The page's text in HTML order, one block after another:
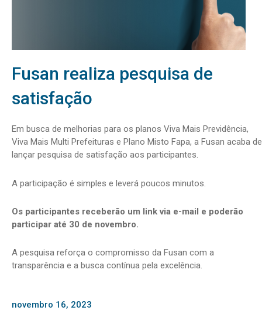
Fusan realiza pesquisa de
satisfação
Em busca de melhorias para os planos Viva Mais Previdência,
Viva Mais Multi Prefeituras e Plano Misto Fapa, a Fusan acaba de
lançar pesquisa de satisfação aos participantes.
A participação é simples e leverá poucos minutos.
Os participantes receberão um link via e-mail e poderão
participar até 30 de novembro.
A pesquisa reforça o compromisso da Fusan com a
transparência e a busca contínua pela excelência.
novembro 16, 2023